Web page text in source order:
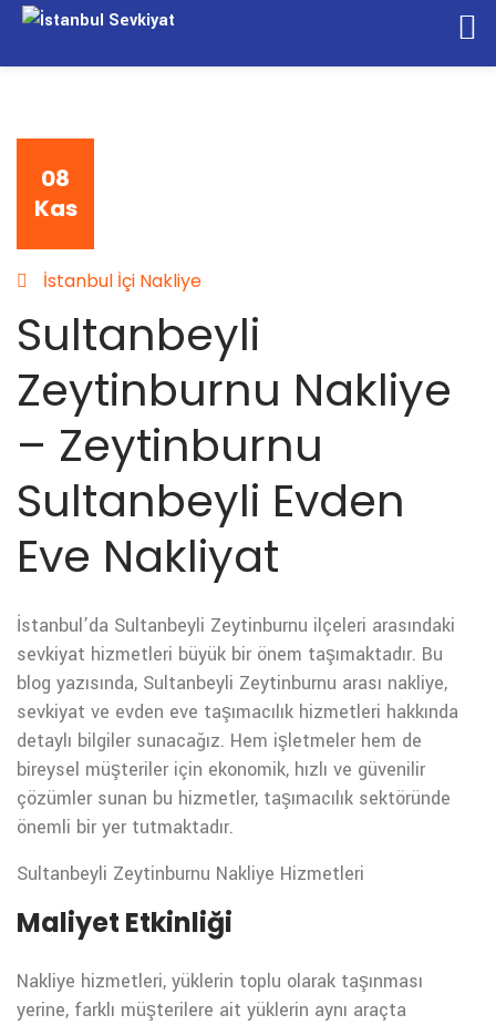
08
Kas
İstanbul İçi Nakliye
Sultanbeyli
Zeytinburnu Nakliye
– Zeytinburnu
Sultanbeyli Evden
Eve Nakliyat
İstanbul’da Sultanbeyli Zeytinburnu ilçeleri arasındaki
sevkiyat hizmetleri büyük bir önem taşımaktadır. Bu
blog yazısında, Sultanbeyli Zeytinburnu arası nakliye,
sevkiyat ve evden eve taşımacılık hizmetleri hakkında
detaylı bilgiler sunacağız. Hem işletmeler hem de
bireysel müşteriler için ekonomik, hızlı ve güvenilir
çözümler sunan bu hizmetler, taşımacılık sektöründe
önemli bir yer tutmaktadır.
Sultanbeyli Zeytinburnu Nakliye Hizmetleri
Maliyet Etkinliği
Nakliye hizmetleri, yüklerin toplu olarak taşınması
yerine, farklı müşterilere ait yüklerin aynı araçta